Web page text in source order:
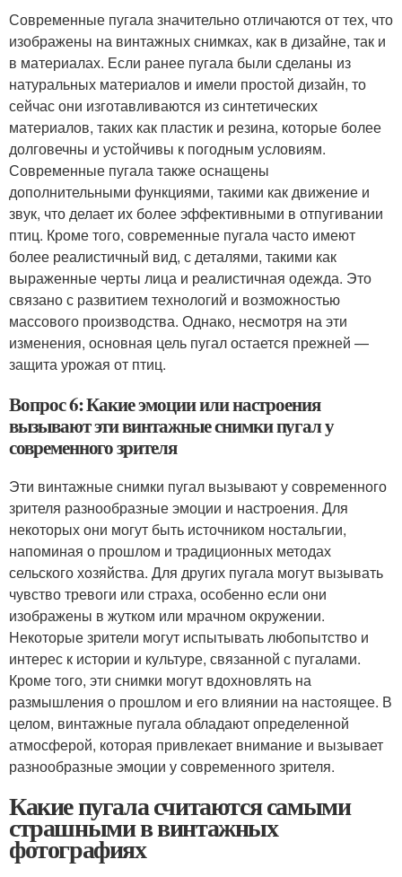
Современные пугала значительно отличаются от тех, что
изображены на винтажных снимках, как в дизайне, так и
в материалах. Если ранее пугала были сделаны из
натуральных материалов и имели простой дизайн, то
сейчас они изготавливаются из синтетических
материалов, таких как пластик и резина, которые более
долговечны и устойчивы к погодным условиям.
Современные пугала также оснащены
дополнительными функциями, такими как движение и
звук, что делает их более эффективными в отпугивании
птиц. Кроме того, современные пугала часто имеют
более реалистичный вид, с деталями, такими как
выраженные черты лица и реалистичная одежда. Это
связано с развитием технологий и возможностью
массового производства. Однако, несмотря на эти
изменения, основная цель пугал остается прежней —
защита урожая от птиц.
Вопрос 6: Какие эмоции или настроения
вызывают эти винтажные снимки пугал у
современного зрителя
Эти винтажные снимки пугал вызывают у современного
зрителя разнообразные эмоции и настроения. Для
некоторых они могут быть источником ностальгии,
напоминая о прошлом и традиционных методах
сельского хозяйства. Для других пугала могут вызывать
чувство тревоги или страха, особенно если они
изображены в жутком или мрачном окружении.
Некоторые зрители могут испытывать любопытство и
интерес к истории и культуре, связанной с пугалами.
Кроме того, эти снимки могут вдохновлять на
размышления о прошлом и его влиянии на настоящее. В
целом, винтажные пугала обладают определенной
атмосферой, которая привлекает внимание и вызывает
разнообразные эмоции у современного зрителя.
Какие пугала считаются самыми
страшными в винтажных
фотографиях